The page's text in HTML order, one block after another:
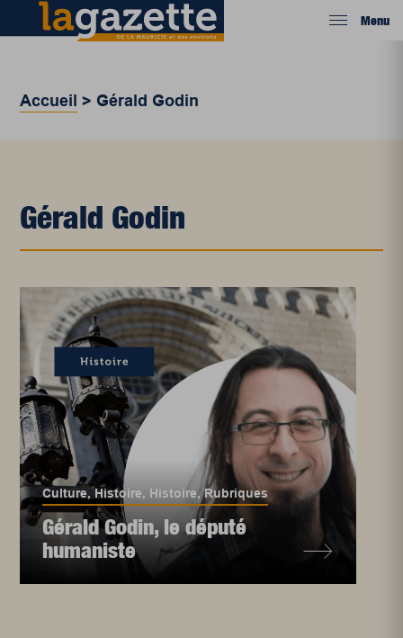
Menu
Accueil > Gérald Godin
Gérald Godin
Culture,Histoire, Histoire,Rubriques
Gérald Godin, le député
humaniste